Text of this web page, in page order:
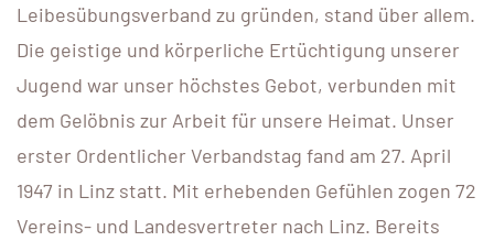
Leibesübungsverband zu gründen, stand über allem.
Die geistige und körperliche Ertüchtigung unserer
Jugend war unser höchstes Gebot, verbunden mit
dem Gelöbnis zur Arbeit für unsere Heimat. Unser
erster Ordentlicher Verbandstag fand am 27. April
1947 in Linz statt. Mit erhebenden Gefühlen zogen 72
Vereins- und Landesvertreter nach Linz. Bereits